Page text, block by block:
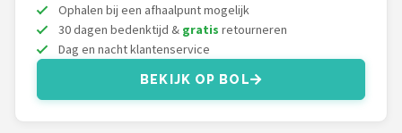
Monster High
Alle merken →
Ophalen bij een afhaalpunt mogelijk
30 dagen bedenktijd & gratis retourneren
Dag en nacht klantenservice
BEKIJK OP BOL